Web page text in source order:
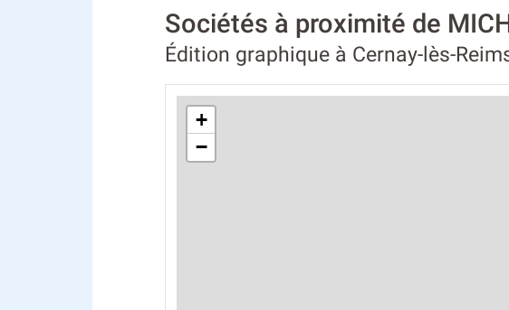
Sociétés à proximité de
Édition graphique à Cernay-lès-
+
−